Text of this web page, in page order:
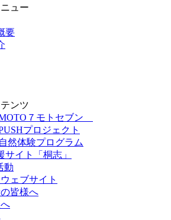
ュー
要
ンツ
７モトセブン
プロジェクト
然体験プログラム
サイト「桐志」
動
ェブサイト
皆様へ